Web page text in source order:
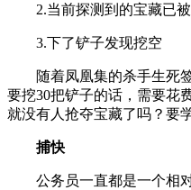
2.当前探测到的宝藏已
3.下了铲子发现挖空
随着凤凰集的杀手生死
要挖30把铲子的话，需要花
就没有人抢夺宝藏了吗？要
捕快
公务员一直都是一个相